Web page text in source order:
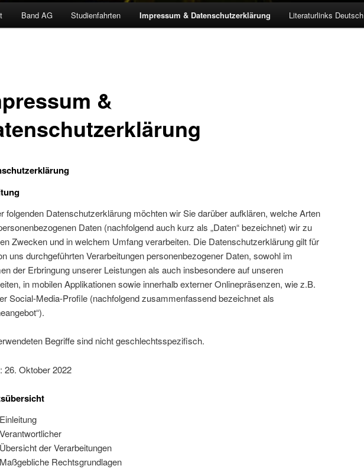
Band AG Studienfahrten Impressum & Datenschutzerklärung Literaturlinks Deutsch
&
folgenden Datenschutzerklärung möchten wir Sie darüber aufklären, welche Arten
Daten (nachfolgend auch kurz als „Daten“ bezeichnet) wir zu
Zwecken und in welchem Umfang verarbeiten. Die Datenschutzerklärung gilt für
uns durchgeführten Verarbeitungen personenbezogener Daten, sowohl im
der Erbringung unserer Leistungen als auch insbesondere auf unseren
in mobilen Applikationen sowie innerhalb externer Onlinepräsenzen, wie z.B.
Social-Media-Profile (nachfolgend zusammenfassend bezeichnet als
Begriffe sind nicht geschlechtsspezifisch.
26. Oktober 2022
Einleitung
Verantwortlicher
Übersicht der Verarbeitungen
Maßgebliche Rechtsgrundlagen